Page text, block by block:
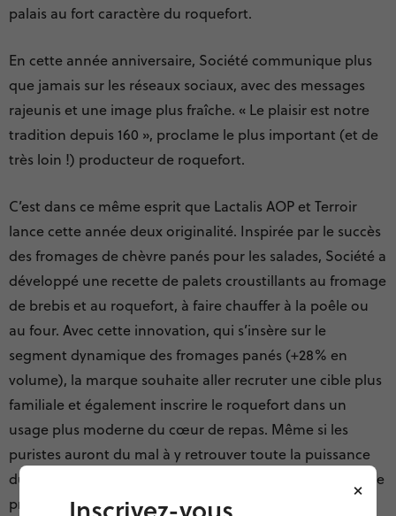
palais au fort caractère du roquefort.
En cette année anniversaire, Société communique plus
que jamais sur les réseaux sociaux, avec des messages
rajeunis et une image plus fraîche. « Le plaisir est notre
tradition depuis 160 », proclame le plus important (et de
très loin !) producteur de roquefort.
C’est dans ce même esprit que Lactalis AOP et Terroir
lance cette année deux originalité. Inspirée par le succès
des fromages de chèvre panés pour les salades, Société a
développé une recette de palets croustillants au fromage
de brebis et au roquefort, à faire chauffer à la poêle ou
au four. Avec cette innovation, qui s’insère sur le
segment dynamique des fromages panés (+28% en
volume), la marque souhaite aller recruter une cible plus
familiale et également inscrire le roquefort dans un
usage plus moderne du cœur de repas. Même si les
puristes auront du mal à y retrouver toute la puissance
du roquefort, ce produit plutôt malin est une manière de
prosélytisme doux et prudent pour des saveurs
×